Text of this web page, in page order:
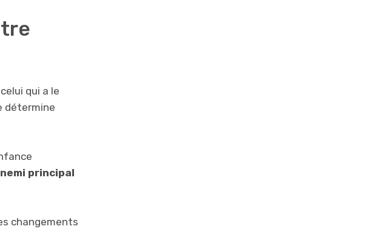
qui a le
détermine
principal
changements